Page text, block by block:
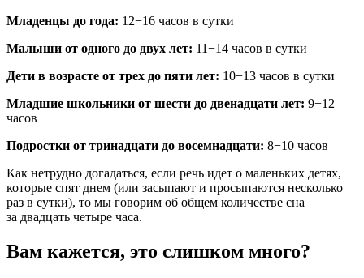
Младенцы до года: 12−16 часов в сутки
Малыши от одного до двух лет: 11−14 часов в сутки
Дети в возрасте от трех до пяти лет: 10−13 часов в сутки
Младшие школьники от шести до двенадцати лет: 9−12
часов
Подростки от тринадцати до восемнадцати: 8−10 часов
Как нетрудно догадаться, если речь идет о маленьких детях,
которые спят днем (или засыпают и просыпаются несколько
раз в сутки), то мы говорим об общем количестве сна
за двадцать четыре часа.
Вам кажется, это слишком много?